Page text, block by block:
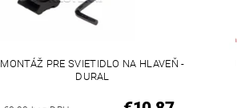
MONTÁŽ PRE SVIETIDLO NA HLAVEŇ -
DURAL